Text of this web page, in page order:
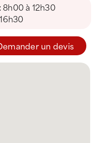
8h00 à 12h30
un devis